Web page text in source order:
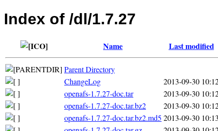
Index of /dl/1.7.27
Name Last modified
Parent Directory
ChangeLog
2013-09-30
openafs-1.7.27-doc.tar
2013-09-30
openafs-1.7.27-doc.tar.bz2
2013-09-30
openafs-1.7.27-doc.tar.bz2.md5 2013-09-30